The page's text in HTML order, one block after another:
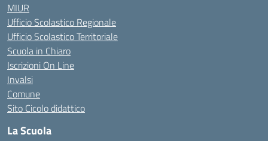
MIUR
Ufficio Scolastico Regionale
Ufficio Scolastico Territoriale
Scuola in Chiaro
Iscrizioni On Line
Invalsi
Comune
Sito Cicolo didattico
La Scuola